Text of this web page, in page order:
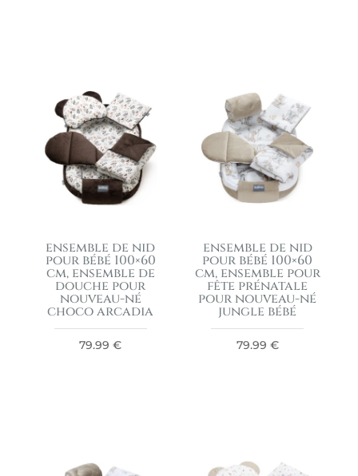
ensemble de nid
pour bébé 100×60
cm, ensemble de
douche pour
nouveau-né
choco arcadia
79.99€
ensemble de nid
pour bébé 100×60
cm, ensemble pour
fête prénatale
pour nouveau-né
jungle bébé
79.99 €